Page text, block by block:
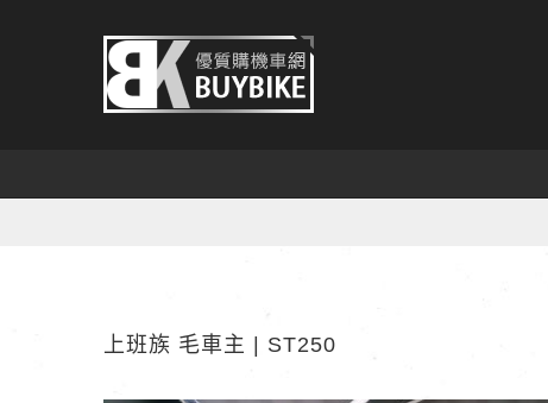
上班族 毛車主 | ST250